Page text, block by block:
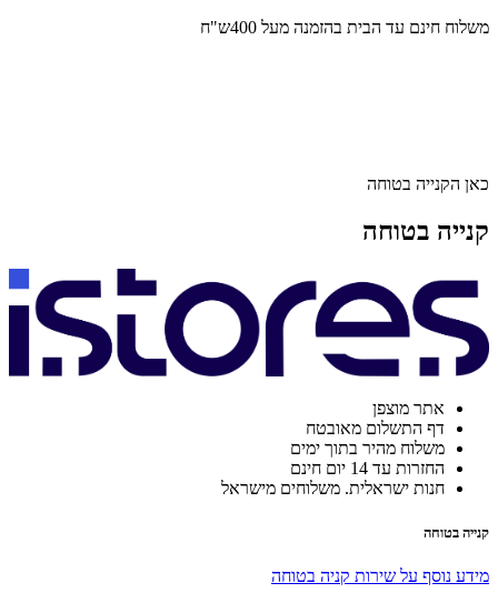
משלוח חינם עד הבית בהזמנה מעל 400ש"ח
כאן הקנייה בטוחה
קנייה בטוחה
אתר מוצפן
דף התשלום מאובטח
משלוח מהיר בתוך ימים
החזרות עד 14 יום חינם
חנות ישראלית. משלוחים מישראל
קנייה בטוחה
מידע נוסף על שירות קניה בטוחה